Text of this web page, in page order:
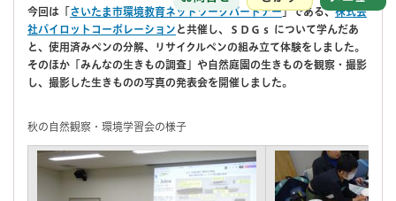
今回は「 さいたま市環境教育ネットワークパートナー」である、株式会
社パイロットコーポレーション と共催し、ＳＤＧｓ について学んだあ
と、使用済みペンの分解、リサイクルペンの組み立て体験をしました。
そのほか「みんなの生きもの調査」や自然庭園の生きものを観察・撮影
し、撮影した生きものの写真の発表会を開催しました。
秋の自然観察・環境学習会の様子